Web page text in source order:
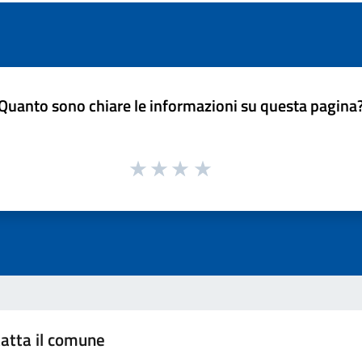
sono chiare le informazioni su questa
il comune